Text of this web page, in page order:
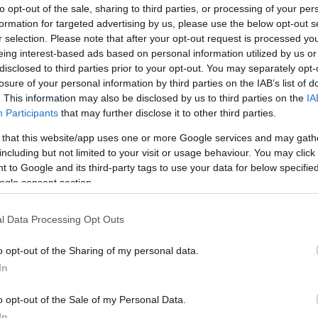
opt-out of the sale, sharing to third parties, or processing of your
for targeted advertising by us, please use the below opt-out
selection. Please note that after your opt-out request is processed
interest-based ads based on personal information utilized by us
to third parties prior to your opt-out. You may separately
of your personal information by third parties on the IAB’s list of
This information may also be disclosed by us to third parties on the
Participants that may further disclose it to other third parties.
that this website/app uses one or more Google services and may
but not limited to your visit or usage behaviour. You may
to Google and its third-party tags to use your data for below
consent section.
Data Processing Opt Outs
opt-out of the Sharing of my personal data.
opt-out of the Sale of my Personal Data.
προθεσμίας ανάληψης υπηρεσίας,
Ε.Σ.Υ.πριν από τη συμπλήρωση δυο (2) χρόνων
πέντε (5) χρόνια από την ημερομηνία
σε ομοιόβαθμη με την κρινόμενη θέση εάν
ΠΡΟΣΛΗΨΕΙΣ
όλες τις ειδήσεις